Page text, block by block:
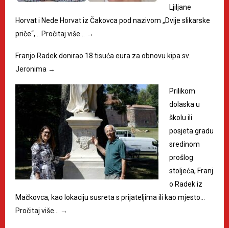
Ljiljane
Horvat i Nede Horvat iz Čakovca pod nazivom „Dvije slikarske
priče“,…
Pročitaj više… →
Franjo Radek donirao 18 tisuća eura za obnovu kipa sv.
Jeronima →
Prilikom
dolaska u
školu ili
posjeta gradu
sredinom
prošlog
stoljeća, Franj
o Radek iz
Mačkovca, kao lokaciju susreta s prijateljima ili kao mjesto…
Pročitaj više…
→